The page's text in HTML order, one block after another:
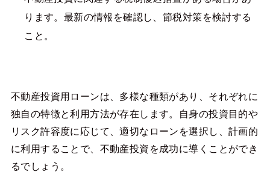
ります。最新の情報を確認し、節税対策を検討する
こと。
不動産投資用ローンは、多様な種類があり、それぞれに
独自の特徴と利用方法が存在します。自身の投資目的や
リスク許容度に応じて、適切なローンを選択し、計画的
に利用することで、不動産投資を成功に導くことができ
るでしょう。